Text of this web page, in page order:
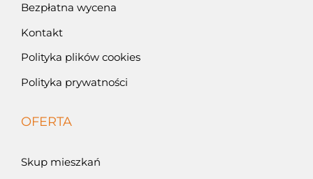
Bezpłatna wycena
Kontakt
Polityka plików cookies
Polityka prywatności
OFERTA
Skup mieszkań